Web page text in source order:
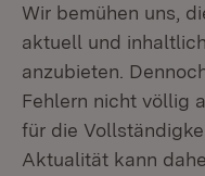
Wir bemühen uns,
aktuell und
anzubieten.
Fehlern nicht völlig
für die
Aktualität kann